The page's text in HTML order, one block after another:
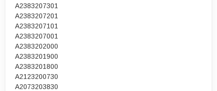
A2383207301
A2383207201
A2383207101
A2383207001
A2383202000
A2383201900
A2383201800
A2123200730
A2073203830